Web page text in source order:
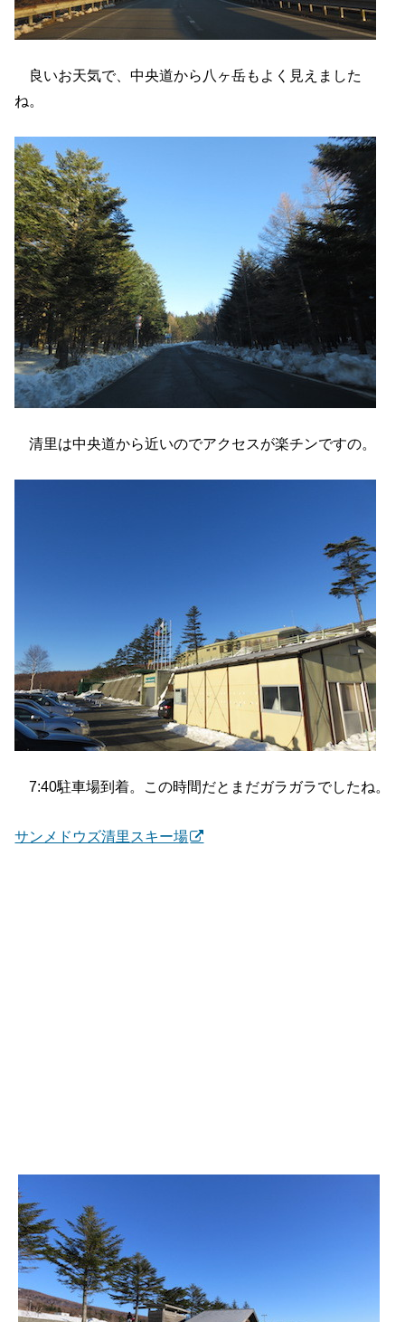
良いお天気で、中央道から八ヶ岳もよく見えました
ね。
清里は中央道から近いのでアクセスが楽チンですの。
7:40駐車場到着。この時間だとまだガラガラでしたね。
サンメドウズ清里スキー場